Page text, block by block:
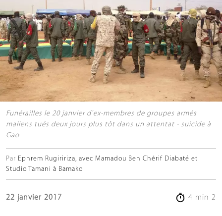
Funérailles le 20 janvier d'ex-membres de groupes armés
maliens tués deux jours plus tôt dans un attentat - suicide à
Gao
Par Ephrem Rugiririza, avec Mamadou Ben Chérif Diabaté et
Studio Tamani à Bamako
22 janvier 2017 4 min 2